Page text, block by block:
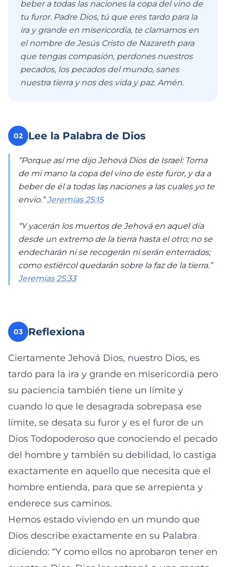
beber a todas las naciones la copa del vino de
tu furor. Padre Dios, tú que eres tardo para la
ira y grande en misericordia, te clamamos en
el nombre de Jesús Cristo de Nazareth para
que tengas compasión, perdones nuestros
pecados, los pecados del mundo, sanes
nuestra tierra y nos des vida y paz. Amén.
02 Lee la Palabra de Dios
“Porque así me dijo Jehová Dios de Israel: Toma
de mi mano la copa del vino de este furor, y da a
beber de él a todas las naciones a las cuales yo te
envío.”Jeremías 25:15
“Y yacerán los muertos de Jehová en aquel día
desde un extremo de la tierra hasta el otro; no se
endecharán ni se recogerán ni serán enterrados;
como estiércol quedarán sobre la faz de la tierra.”
Jeremías 25:33
03 Reflexiona
Ciertamente Jehová Dios, nuestro Dios, es
tardo para la ira y grande en misericordia pero
su paciencia también tiene un límite y
cuando lo que le desagrada sobrepasa ese
límite, se desata su furor y es el furor de un
Dios Todopoderoso que conociendo el pecado
del hombre y también su debilidad, lo castiga
exactamente en aquello que necesita que el
hombre entienda, para que se arrepienta y
enderece sus caminos.
Hemos estado viviendo en un mundo que
Dios describe exactamente en su Palabra
diciendo: “Y como ellos no aprobaron tener en